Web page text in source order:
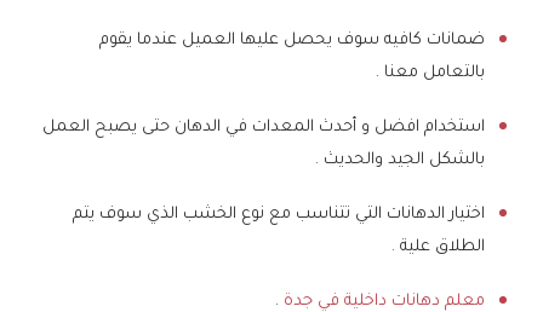
ضمانات كافيه سوف يحصل عليها العميل عندما يقوم
بالتعامل معنا .
استخدام افضل و أحدث المعدات في الدهان حتى يصبح العمل
بالشكل الجيد والحديث .
اختيار الدهانات التي تتناسب مع نوع الخشب الذي سوف يتم
الطلاق علية .
معلم دهانات داخلية في جدة .